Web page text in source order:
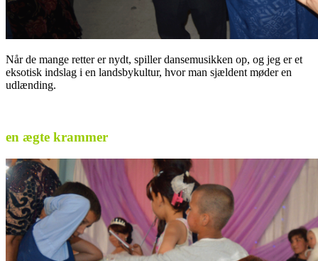
Når de mange retter er nydt, spiller dansemusikken op, og jeg er et
eksotisk indslag i en landsbykultur, hvor man sjældent møder en
udlænding.
en ægte krammer